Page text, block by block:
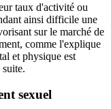
taux d'activité ou
ainsi difficile une
sur le marché de
comme l'explique
et physique est
sexuel